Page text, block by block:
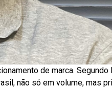
de marca. Segundo
não só em volume, mas